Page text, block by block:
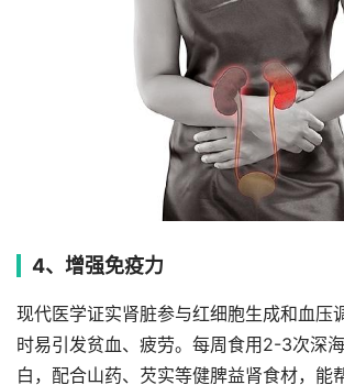
4、增强免疫力
现代医学证实肾脏参与红细胞生成和血压
时易引发贫血、疲劳。每周食用2-3次深
白，配合山药、芡实等健脾益肾食材，能